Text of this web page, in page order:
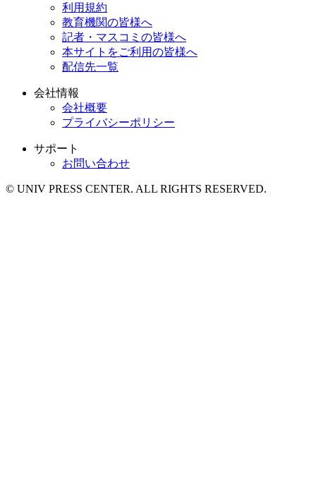
利用規約
教育機関の皆様へ
記者・マスコミの皆様へ
本サイトをご利用の皆様へ
配信先一覧
会社情報
会社概要
プライバシーポリシー
サポート
お問い合わせ
© UNIV PRESS CENTER. ALL RIGHTS RESERVED.